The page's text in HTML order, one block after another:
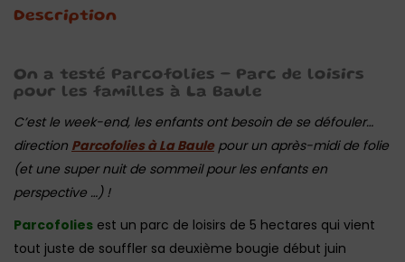
Description
On a testé Parcofolies – Parc de loisirs
pour les familles à La Baule
C’est le week-end, les enfants ont besoin de se défouler…
direction Parcofolies à La Baulepour un après-midi de folie
(et une super nuit de sommeil pour les enfants en
perspective …) !
Parcofolies est un parc de loisirs de 5 hectares qui vient
tout juste de souffler sa deuxième bougie début juin